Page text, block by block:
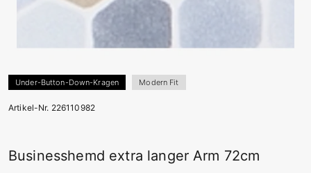
Under-Button-Down-Kragen Modern Fit
Artikel-Nr. 226110982
Businesshemd extra langer Arm 72cm